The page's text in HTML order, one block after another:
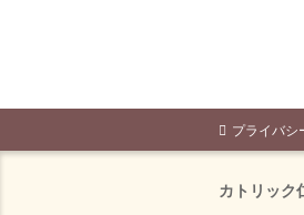
プライバシ
カトリック